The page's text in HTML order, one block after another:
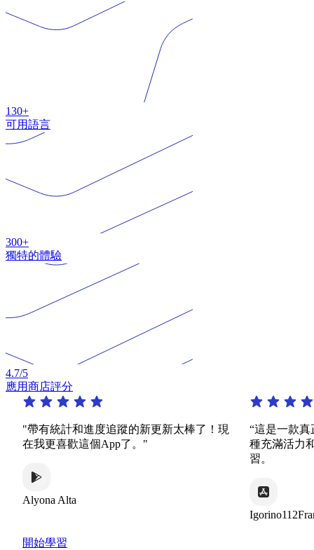
130+
可用語言
300+
獨特的體驗
4.7/5
應用商店評分
有統計和進度追蹤的新更新太棒了！現
更喜歡這個App了。"
Alta
“這是一款真正了
種充滿活力和有趣
Igorino112France
開始學習